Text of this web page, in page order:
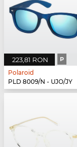
223,81 RON P
Polaroid
PLD 8009/N - UJO/JY